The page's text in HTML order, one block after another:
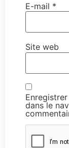
E-mail *
Site web
dans le